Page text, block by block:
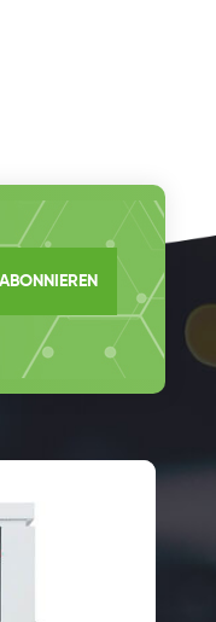
ABONNIEREN